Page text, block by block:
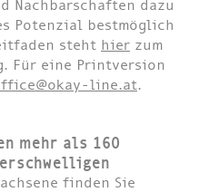
Nachbarschaften dazu
Potenzial bestmöglich
steht hier zum
Für eine Printversion
line.at.
mehr als 160
finden Sie